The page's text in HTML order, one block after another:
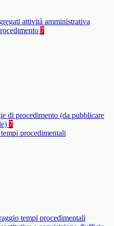
attività amministrativa
7
di procedimento (da pubblicare
7
procedimentali
tempi procedimentali